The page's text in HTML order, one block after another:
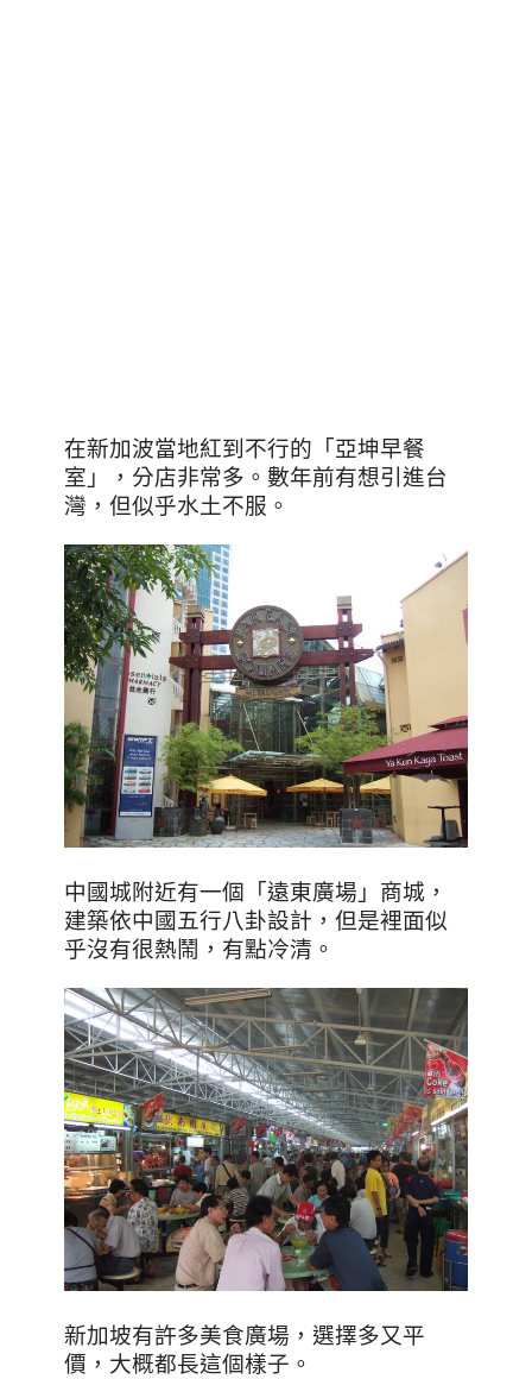
在新加波當地紅到不行的 「亞坤早餐
室」，分店非常多。數年前有想引進台
灣，但似乎水土不服。
中國城附近有一個
「遠東廣場」商城，
建築依中國五行八卦設計，但是裡面似
乎沒有很熱鬧，有點冷清。
新加坡有許多美食廣場，選擇多又平
價，大概都長這個樣子。